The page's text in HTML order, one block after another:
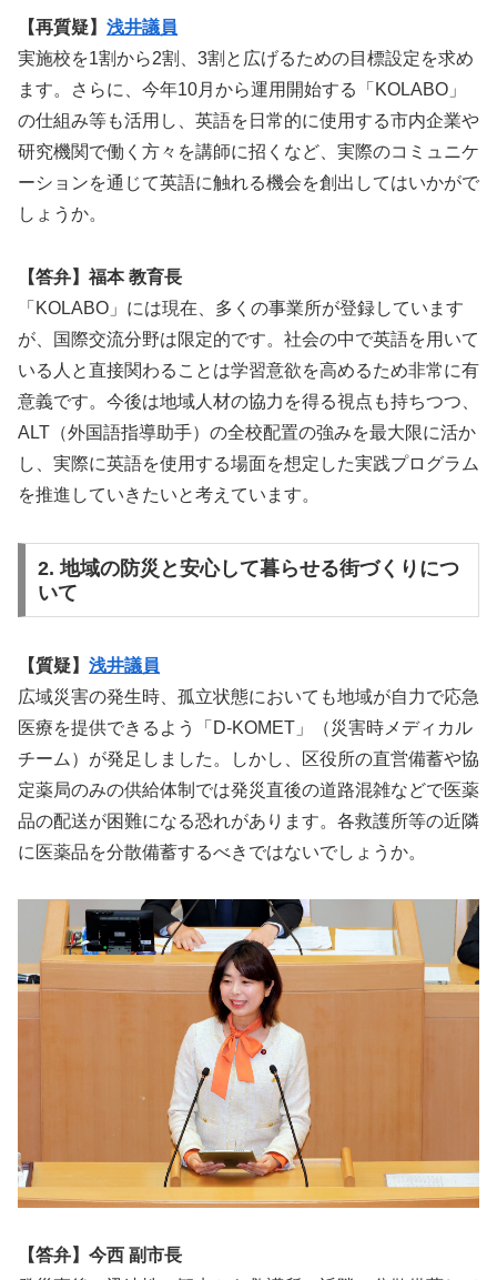
【再質疑】 浅井議員
実施校を1割から2割、3割と広げるための目標設定を求め
ます。さらに、今年10月から運用開始する「KOLABO」
の仕組み等も活用し、英語を日常的に使用する市内企業や
研究機関で働く方々を講師に招くなど、実際のコミュニケ
ーションを通じて英語に触れる機会を創出してはいかがで
しょうか。
【答弁】福本 教育長
「KOLABO」には現在、多くの事業所が登録しています
が、国際交流分野は限定的です。社会の中で英語を用いて
いる人と直接関わることは学習意欲を高めるため非常に有
意義です。今後は地域人材の協力を得る視点も持ちつつ、
ALT（外国語指導助手）の全校配置の強みを最大限に活か
し、実際に英語を使用する場面を想定した実践プログラム
を推進していきたいと考えています。
2. 地域の防災と安心して暮らせる街づくりにつ
いて
【質疑】 浅井議員
広域災害の発生時、孤立状態においても地域が自力で応急
医療を提供できるよう「D-KOMET」（災害時メディカル
チーム）が発足しました。しかし、区役所の直営備蓄や協
定薬局のみの供給体制では発災直後の道路混雑などで医薬
品の配送が困難になる恐れがあります。各救護所等の近隣
に医薬品を分散備蓄するべきではないでしょうか。
【答弁】今西 副市長